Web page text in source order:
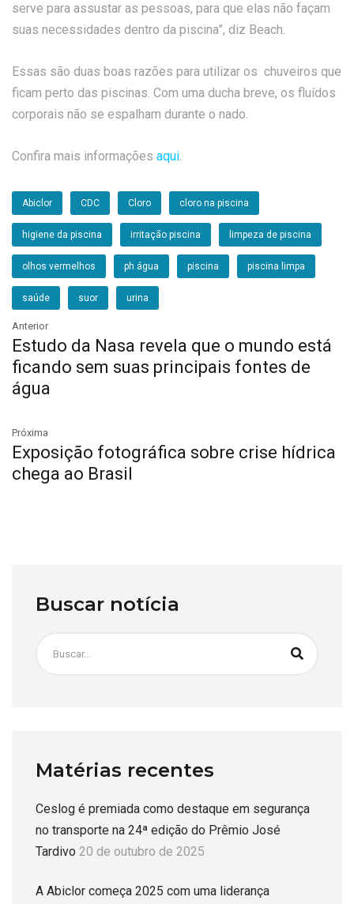
serve para assustar as pessoas, para que elas não façam
suas necessidades dentro da piscina”, diz Beach.
Essas são duas boas razões para utilizar os chuveiros que
ficam perto das piscinas. Com uma ducha breve, os fluídos
corporais não se espalham durante o nado.
Confira mais informações aqui.
Abiclor CDC Cloro cloro na piscina
higiene da piscina irritação piscina limpeza de piscina
olhos vermelhos ph água piscina piscina limpa
saúde suor urina
Anterior
Estudo da Nasa revela que o mundo está
ficando sem suas principais fontes de
água
Próxima
Exposição fotográfica sobre crise hídrica
chega ao Brasil
Buscar notícia
Matérias recentes
Ceslog é premiada como destaque em segurança
no transporte na 24ª edição do Prêmio José
Tardivo 20 de outubro de 2025
A Abiclor começa 2025 com uma liderança